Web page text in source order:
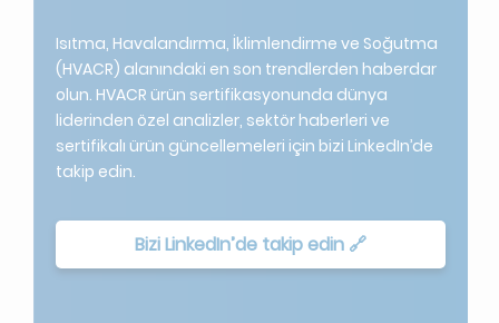
Isıtma, Havalandırma, İklimlendirme ve Soğutma
(HVACR) alanındaki en son trendlerden haberdar
olun. HVACR ürün sertifikasyonunda dünya
liderinden özel analizler, sektör haberleri ve
sertifikalı ürün güncellemeleri için bizi LinkedIn’de
takip edin.
Bizi LinkedIn’de takip edin 🔗